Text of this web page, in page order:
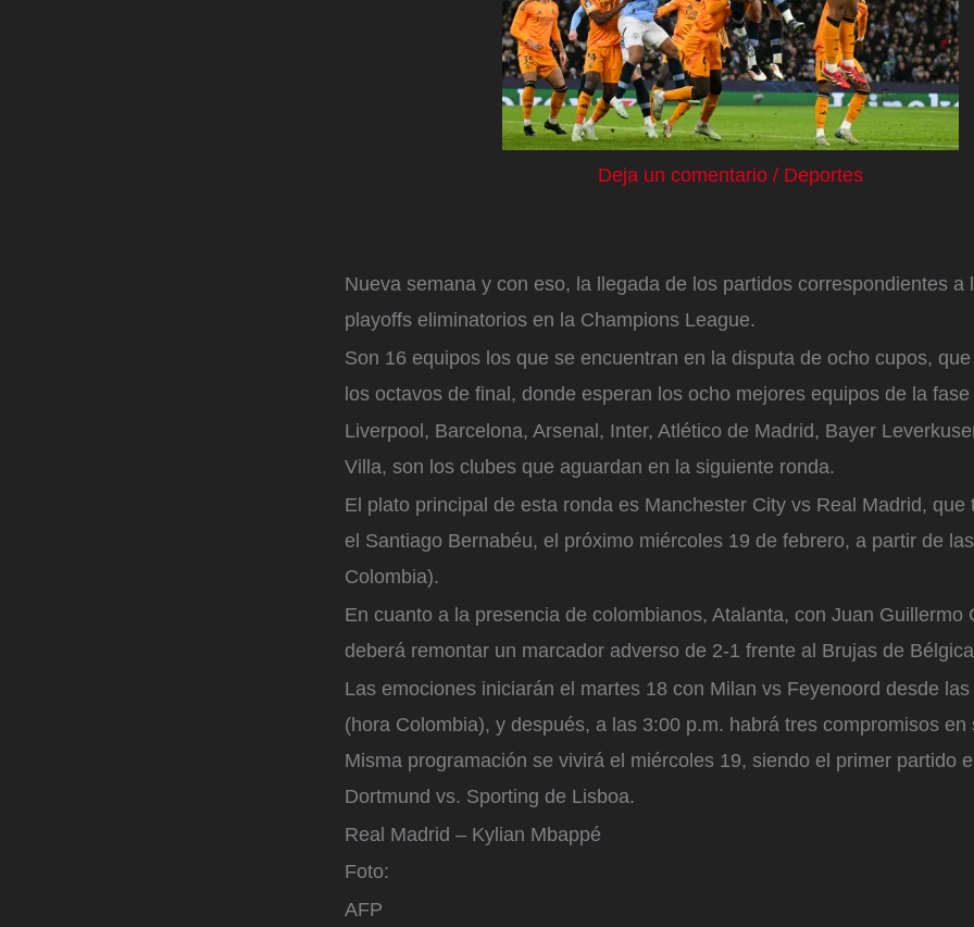
Deja un comentario / Deportes
Nueva semana y con eso, la llegada de los partidos correspondientes a
playoffs eliminatorios en la Champions League.
Son 16 equipos los que se encuentran en la disputa de ocho cupos,
los octavos de final, donde esperan los ocho mejores equipos de la fase
Liverpool, Barcelona, Arsenal, Inter, Atlético de Madrid, Bayer
Villa, son los clubes que aguardan en la siguiente ronda.
El plato principal de esta ronda es Manchester City vs Real Madrid, que
el Santiago Bernabéu, el próximo miércoles 19 de febrero, a partir de
Colombia).
En cuanto a la presencia de colombianos, Atalanta, con Juan Guillermo
deberá remontar un marcador adverso de 2-1 frente al Brujas de
Las emociones iniciarán el martes 18 con Milan vs Feyenoord desde
(hora Colombia), y después, a las 3:00 p.m. habrá tres compromisos en
Misma programación se vivirá el miércoles 19, siendo el primer partido
Dortmund vs. Sporting de Lisboa.
Real Madrid – Kylian Mbappé
Foto:
AFP